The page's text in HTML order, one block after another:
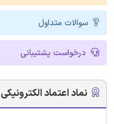
سوالات متداول
درخواست پشتیبانی
نماد اعتماد الکترونیکی